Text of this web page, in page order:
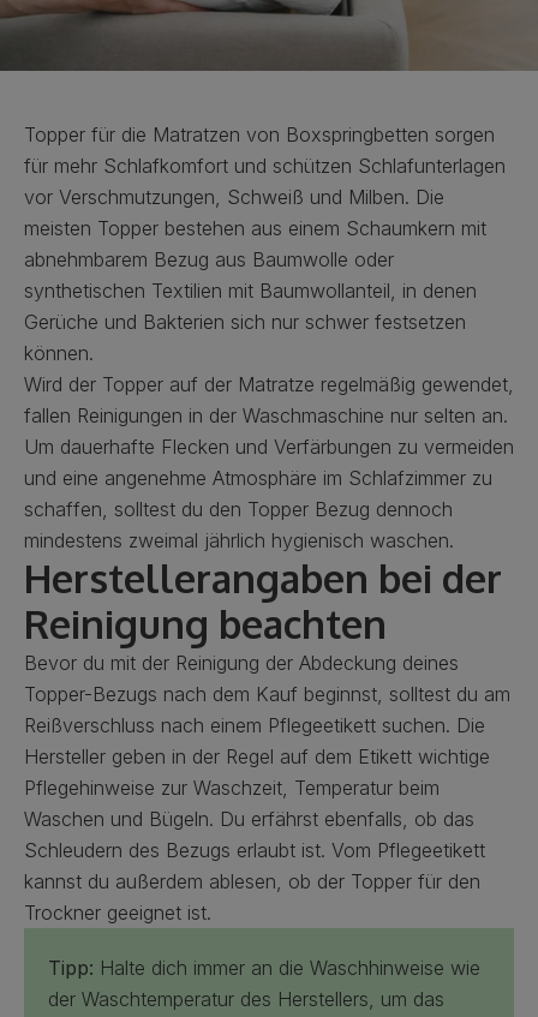
Topper für die Matratzen von Boxspringbetten sorgen
für mehr Schlafkomfort und schützen Schlafunterlagen
vor Verschmutzungen, Schweiß und Milben. Die
meisten Topper bestehen aus einem Schaumkern mit
abnehmbarem Bezug aus Baumwolle oder
synthetischen Textilien mit Baumwollanteil, in denen
Gerüche und Bakterien sich nur schwer festsetzen
können.
Wird der Topper auf der Matratze regelmäßig gewendet,
fallen Reinigungen in der Waschmaschine nur selten an.
Um dauerhafte Flecken und Verfärbungen zu vermeiden
und eine angenehme Atmosphäre im Schlafzimmer zu
schaffen, solltest du den Topper Bezug dennoch
mindestens zweimal jährlich hygienisch waschen.
Herstellerangaben bei der
Reinigung beachten
Bevor du mit der Reinigung der Abdeckung deines
Topper-Bezugs nach dem Kauf beginnst, solltest du am
Reißverschluss nach einem Pflegeetikett suchen. Die
Hersteller geben in der Regel auf dem Etikett wichtige
Pflegehinweise zur Waschzeit, Temperatur beim
Waschen und Bügeln. Du erfährst ebenfalls, ob das
Schleudern des Bezugs erlaubt ist. Vom Pflegeetikett
kannst du außerdem ablesen, ob der Topper für den
Trockner geeignet ist.
Tipp: Halte dich immer an die Waschhinweise wie
der Waschtemperatur des Herstellers, um das